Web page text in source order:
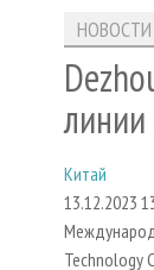
Китай
13.12.2023
Technology